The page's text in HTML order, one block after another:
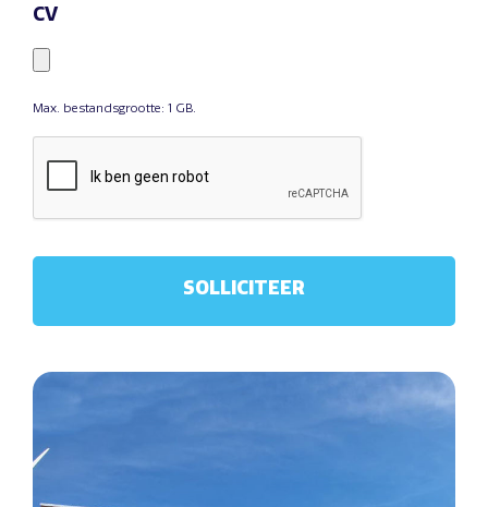
CV
Max. bestandsgrootte: 1 GB.